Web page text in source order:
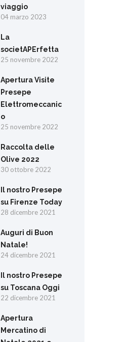
viaggio
04 marzo 2023
La
societAPErfetta
25 novembre 2022
Apertura Visite
Presepe
Elettromeccanic
o
25 novembre 2022
Raccolta delle
Olive 2022
30 ottobre 2022
Il nostro Presepe
su Firenze Today
28 dicembre 2021
Auguri di Buon
Natale!
24 dicembre 2021
Il nostro Presepe
su Toscana Oggi
22 dicembre 2021
Apertura
Mercatino di